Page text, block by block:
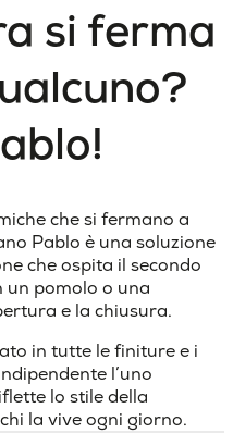
si ferma
che si fermano a
Pablo è una soluzione
che ospita il secondo
un pomolo o una
e la chiusura.
in tutte le finiture e i
l’uno
lo stile della
la vive ogni giorno.